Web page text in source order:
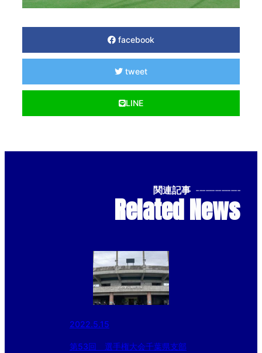
facebook
tweet
LINE
関連記事 --------------
Related News
2022.5.15
第53回 選手権大会千葉県支部